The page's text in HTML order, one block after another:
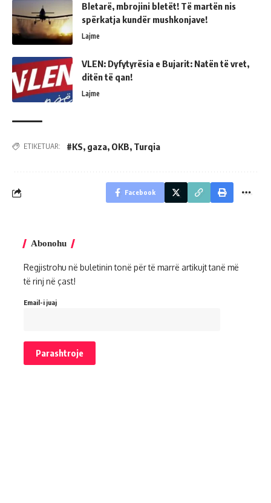
Bletarë, mbrojini bletët! Të martën nis
spërkatja kundër mushkonjave!
Lajme
VLEN: Dyfytyrësia e Bujarit: Natën të vret,
ditën të qan!
Lajme
ETIKETUAR: #KS, gaza, OKB, Turqia
Facebook
Abonohu
Regjistrohu në buletinin tonë për të marrë artikujt tanë më
të rinj në çast!
Email-i juaj